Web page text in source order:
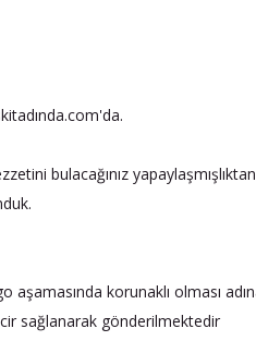
bulacağınız
korunaklı olması
sağlanarak gönderilmektedir